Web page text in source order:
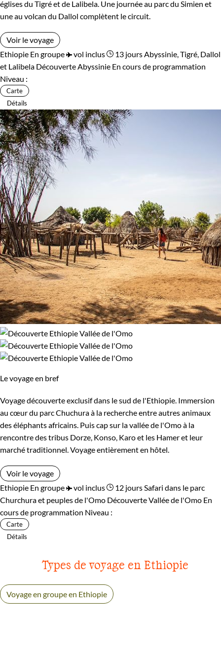
églises du Tigré et de Lalibela. Une journée au parc du Simien et
une au volcan du Dallol complètent le circuit.
Voir le voyage
Ethiopie En groupe vol inclus 13 jours Abyssinie, Tigré, Dallol
et Lalibela Découverte Abyssinie En cours de programmation
Niveau :
Carte
Détails
Le voyage en bref
Voyage découverte exclusif dans le sud de l'Ethiopie. Immersion
au cœur du parc Chuchura à la recherche entre autres animaux
des éléphants africains. Puis cap sur la vallée de l'Omo à la
rencontre des tribus Dorze, Konso, Karo et les Hamer et leur
marché traditionnel. Voyage entièrement en hôtel.
Voir le voyage
Ethiopie En groupe vol inclus 12 jours Safari dans le parc
Churchura et peuples de l'Omo Découverte Vallée de l'Omo En
cours de programmation Niveau :
Carte
Détails
Types de voyage en Ethiopie
Voyage en groupe en Ethiopie